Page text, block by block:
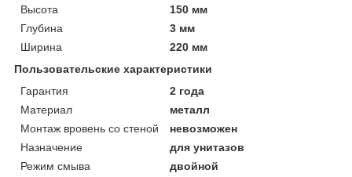
Высота
150 мм
Глубина
3 мм
Ширина
220 мм
Пользовательские характеристики
Гарантия
2 года
Материал
металл
Монтаж вровень со стеной
невозможен
Назначение
для унитазов
Режим смыва
двойной